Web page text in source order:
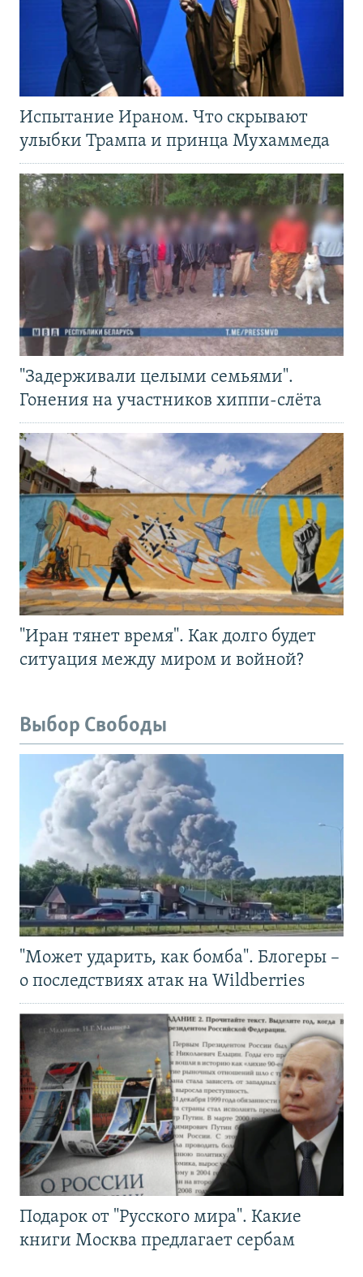
Испытание Ираном. Что скрывают
улыбки Трампа и принца Мухаммеда
"Задерживали целыми семьями".
Гонения на участников хиппи-слёта
"Иран тянет время". Как долго будет
ситуация между миром и войной?
Выбор Свободы
"Может ударить, как бомба". Блогеры –
о последствиях атак на Wildberries
Подарок от "Русского мира". Какие
книги Москва предлагает сербам